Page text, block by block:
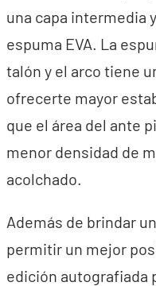
una capa intermedia
espuma EVA. La
talón y el arco tiene
ofrecerte mayor
que el área del ante
menor densidad de
acolchado.
Además de brindar
permitir un mejor
edición autografiada